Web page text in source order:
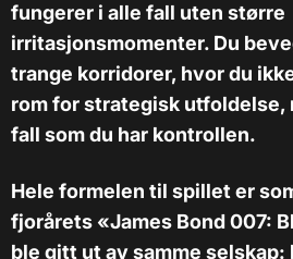
fungerer i alle fall uten større
irritasjonsmomenter. Du
trange korridorer, hvor du
rom for strategisk utfoldelse,
fall som du har kontrollen.
Hele formelen til spillet er
fjorårets «James Bond 007:
ble gitt ut av samme